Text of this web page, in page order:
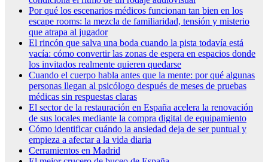
Por qué los escenarios médicos funcionan tan bien en los
escape rooms: la mezcla de familiaridad, tensión y misterio
que atrapa al jugador
El rincón que salva una boda cuando la pista todavía está
vacía: cómo convertir las zonas de espera en espacios donde
los invitados realmente quieren quedarse
Cuando el cuerpo habla antes que la mente: por qué algunas
personas llegan al psicólogo después de meses de pruebas
médicas sin respuestas claras
El sector de la restauración en España acelera la renovación
de sus locales mediante la compra digital de equipamiento
Cómo identificar cuándo la ansiedad deja de ser puntual y
empieza a afectar a la vida diaria
Cerramientos en Madrid